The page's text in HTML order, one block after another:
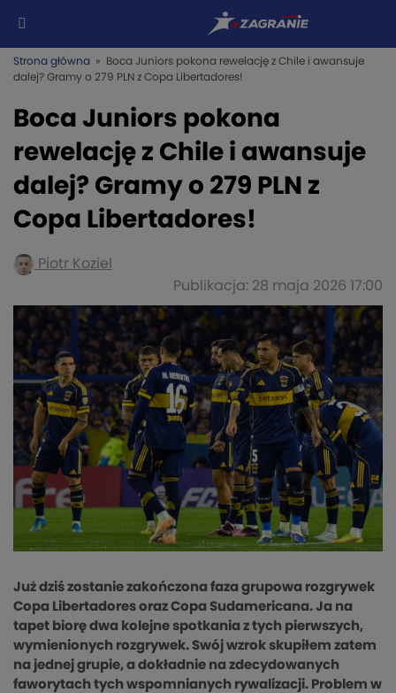
Strona główna » Boca Juniors pokona rewelację z Chile i awansuje
dalej? Gramy o 279 PLN z Copa Libertadores!
Boca Juniors pokona
rewelację z Chile i awansuje
dalej? Gramy o 279 PLN z
Copa Libertadores!
Piotr Koziel
Publikacja: 28 maja 2026 17:00
Już dziś zostanie zakończona faza grupowa rozgrywek
Copa Libertadores oraz Copa Sudamericana. Ja na
tapet biorę dwa kolejne spotkania z tych pierwszych,
wymienionych rozgrywek. Swój wzrok skupiłem zatem
na jednej grupie, a dokładnie na zdecydowanych
faworytach tych wspomnianych rywalizacji. Problem w